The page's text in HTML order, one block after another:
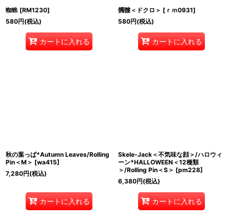
蜘蛛 [RM1230]
580円(税込)
カートに入れる
髑髏＜ドクロ＞ [ ｒｍ0931]
580円(税込)
カートに入れる
秋の葉っぱ*Autumn Leaves/Rolling
Pin＜M＞ [wa415]
7,280円(税込)
カートに入れる
Skele-Jack＜不気味な顔＞/ハロウィ
ーン*HALLOWEEN＜12種類
＞/Rolling Pin＜S＞ [pm228]
6,380円(税込)
カートに入れる